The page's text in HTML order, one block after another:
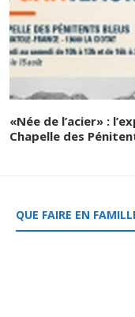
«Née de l’acier» :
Chapelle des
QUE FAIRE EN